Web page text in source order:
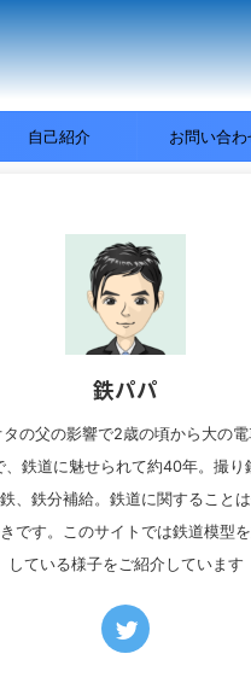
自己紹介 お問い合わ
鉄パパ
タの父の影響で2歳の頃から大の
、鉄道に魅せられて約40年。撮り
、鉄分補給。鉄道に関すること
です。このサイトでは鉄道模型
している様子をご紹介しています